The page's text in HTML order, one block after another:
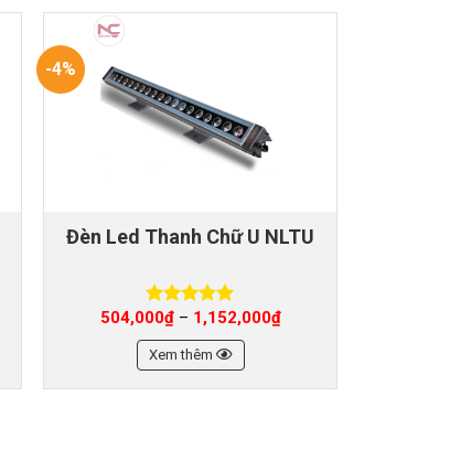
-4%
Đèn Led Thanh Chữ U NLTU
Được xếp
hạng5.00
5 sao
504,000₫– 1,152,000₫
Xem thêm